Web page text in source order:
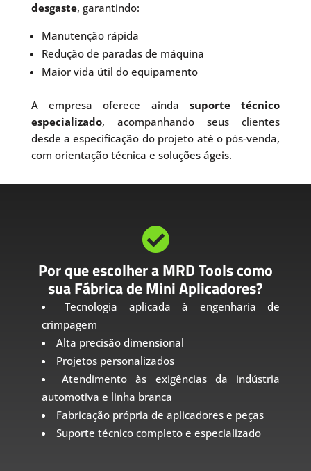
desgaste, garantindo:
Manutenção rápida
Redução de paradas de máquina
Maior vida útil do equipamento
A empresa oferece ainda suporte técnico
especializado, acompanhando seus clientes
desde a especificação do projeto até o pós-venda,
com orientação técnica e soluções ágeis.

Por que escolher a MRD Tools como
sua Fábrica de Mini Aplicadores?
Tecnologia aplicada à engenharia de
crimpagem
Alta precisão dimensional
Projetos personalizados
Atendimento às exigências da indústria
automotiva e linha branca
Fabricação própria de aplicadores e peças
Suporte técnico completo e especializado